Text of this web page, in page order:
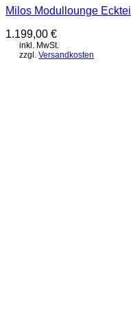
Milos Modullounge Eckteil
1.199,00 €
inkl. MwSt.
zzgl. Versandkosten